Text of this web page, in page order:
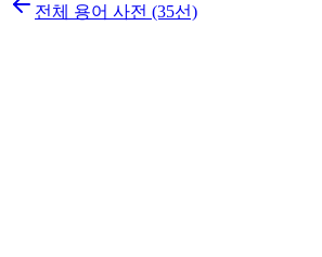
전체 용어 사전 (35선)